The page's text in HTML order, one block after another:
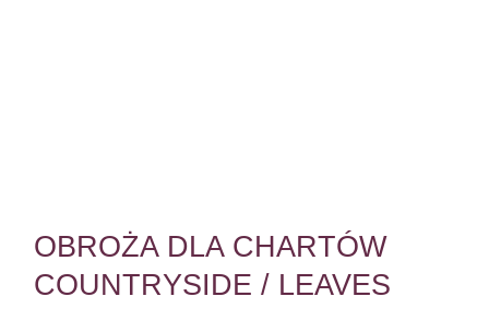
OBROŻA DLA CHARTÓW
COUNTRYSIDE / LEAVES